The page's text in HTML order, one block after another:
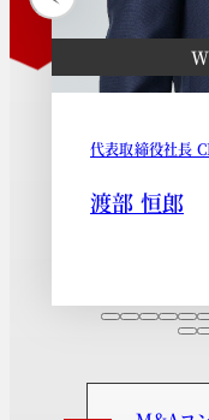
代表取締役社長
渡部 恒郎